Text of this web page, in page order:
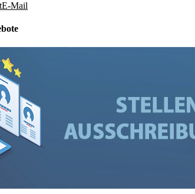
E-Mail